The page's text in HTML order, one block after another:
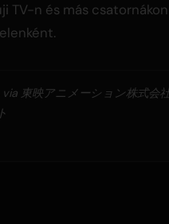
TV-n és más
via 東映アニメーション株式